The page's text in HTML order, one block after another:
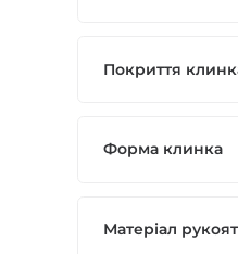
Покриття
Форма клинка
Матеріал